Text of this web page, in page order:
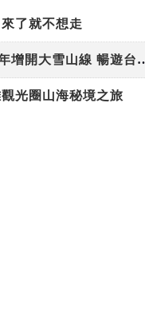
了就不想走
台灣好行／新路線！下半
光圈山海秘境之旅